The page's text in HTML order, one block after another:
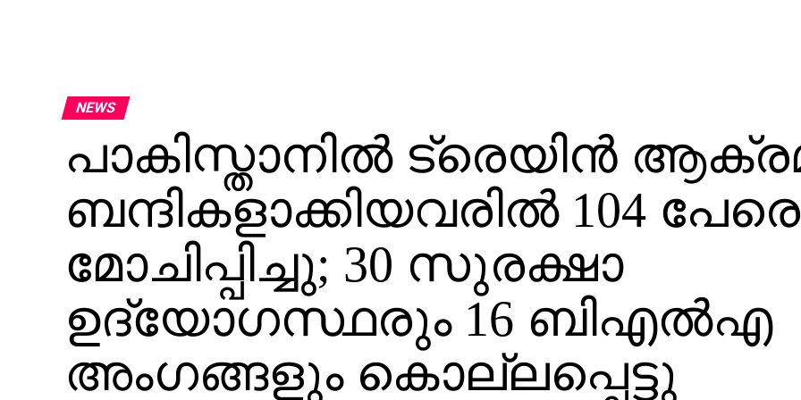
NEWS
പാകിസ്താനില്‍ ട്രെയിന്‍
ബന്ദികളാക്കിയവരില്‍ 104 പേരെ
മോചിപ്പിച്ചു; 30 സുരക്ഷാ
ഉദ്യോഗസ്ഥരും 16 ബിഎല്‍എ
അംഗങ്ങളും കൊല്ലപ്പെട്ടു